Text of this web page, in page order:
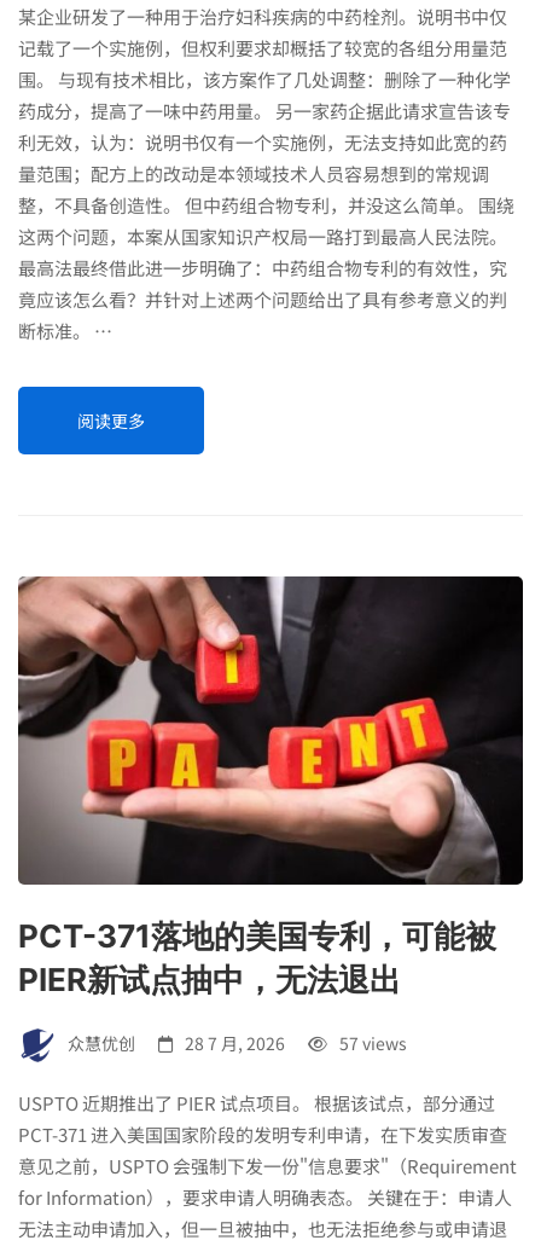
某企业研发了一种用于治疗妇科疾病的中药栓剂。说明书中仅
记载了一个实施例，但权利要求却概括了较宽的各组分用量范
围。 与现有技术相比，该方案作了几处调整：删除了一种化学
药成分，提高了一味中药用量。 另一家药企据此请求宣告该专
利无效，认为：说明书仅有一个实施例，无法支持如此宽的药
量范围；配方上的改动是本领域技术人员容易想到的常规调
整，不具备创造性。 但中药组合物专利，并没这么简单。 围绕
这两个问题，本案从国家知识产权局一路打到最高人民法院。
最高法最终借此进一步明确了：中药组合物专利的有效性，究
竟应该怎么看？并针对上述两个问题给出了具有参考意义的判
断标准。 …
阅读更多
PCT-371落地的美国专利，可能被
PIER新试点抽中，无法退出
众慧优创 28 7 月, 2026 57 views
USPTO 近期推出了 PIER 试点项目。 根据该试点，部分通过
PCT-371 进入美国国家阶段的发明专利申请，在下发实质审查
意见之前，USPTO 会强制下发一份"信息要求"（Requirement
for Information），要求申请人明确表态。 关键在于：申请人
无法主动申请加入，但一旦被抽中，也无法拒绝参与或申请退